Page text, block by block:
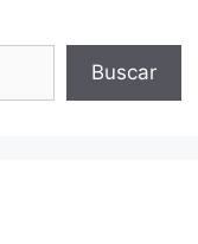
Buscar